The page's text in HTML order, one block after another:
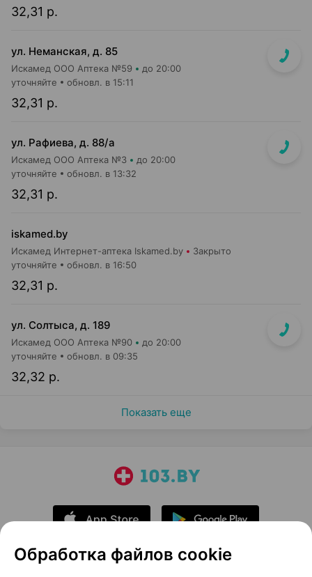
32,31 р.
ул. Неманская, д. 85
Искамед ООО Аптека №59 до 20:00
32,31 р.
уточняйте обновл. в 15:11
ул. Рафиева, д. 88/а
Искамед ООО Аптека №3 до 20:00
32,31 р.
уточняйте обновл. в 13:32
iskamed.by
Искамед Интернет-аптека Iskamed.by Закрыто
32,31 р.
уточняйте обновл. в 16:50
ул. Солтыса, д. 189
Искамед ООО Аптека №90 до 20:00
32,32 р.
уточняйте обновл. в 09:35
Показать еще
Обработка файлов cookie